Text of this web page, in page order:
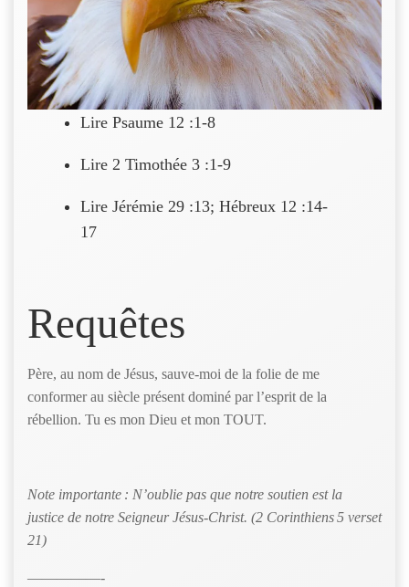
Lire Psaume 12 :1-8
Lire 2 Timothée 3 :1-9
Lire Jérémie 29 :13; Hébreux 12 :14-
17
Requêtes
Père, au nom de Jésus, sauve-moi de la folie de me
conformer au siècle présent dominé par l’esprit de la
rébellion. Tu es mon Dieu et mon TOUT.
Note importante : N’oublie pas que notre soutien est la
justice de notre Seigneur Jésus-Christ. (2 Corinthiens 5 verset
21)
—————-